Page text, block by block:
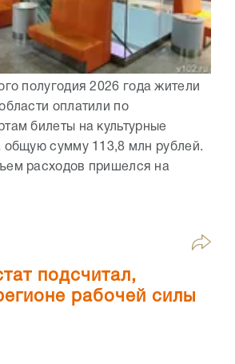
полугодия 2026 года жители
оплатили по
билеты на культурные
общую сумму 113,8 млн рублей.
расходов пришелся на
подсчитал,
рабочей силы